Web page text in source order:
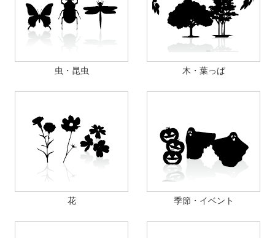
虫・昆虫 木・葉っぱ
花 季節・イベント